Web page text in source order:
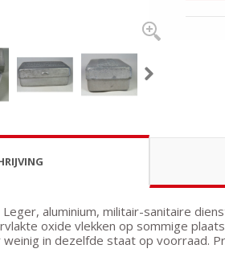
aluminium, militair-sanitaire
oxide vlekken op sommige
in dezelfde staat op voorraad.